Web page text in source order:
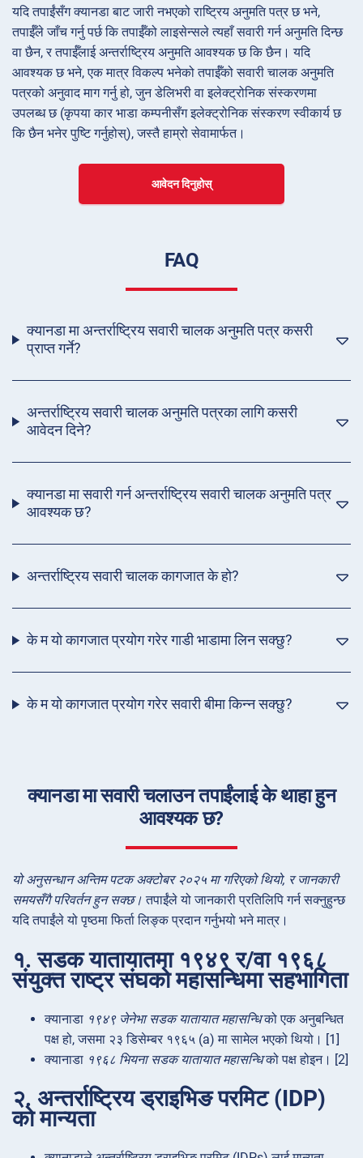
यदि तपाईंसँग क्यानडा बाट जारी नभएको राष्ट्रिय अनुमति पत्र छ भने,
तपाईँले जाँच गर्नु पर्छ कि तपाईँको लाइसेन्सले त्यहाँ सवारी गर्न अनुमति दिन्छ
वा छैन, र तपाईँलाई अन्तर्राष्ट्रिय अनुमति आवश्यक छ कि छैन। यदि
आवश्यक छ भने, एक मात्र विकल्प भनेको तपाईँको सवारी चालक अनुमति
पत्रको अनुवाद माग गर्नु हो, जुन डेलिभरी वा इलेक्ट्रोनिक संस्करणमा
उपलब्ध छ (कृपया कार भाडा कम्पनीसँग इलेक्ट्रोनिक संस्करण स्वीकार्य छ
कि छैन भनेर पुष्टि गर्नुहोस्), जस्तै हाम्रो सेवामार्फत।
आवेदन दिनुहोस्
FAQ
क्यानडा मा अन्तर्राष्ट्रिय सवारी चालक अनुमति पत्र कसरी
प्राप्त गर्ने?
अन्तर्राष्ट्रिय सवारी चालक अनुमति पत्रका लागि कसरी
आवेदन दिने?
क्यानडा मा सवारी गर्न अन्तर्राष्ट्रिय सवारी चालक अनुमति पत्र
आवश्यक छ?
अन्तर्राष्ट्रिय सवारी चालक कागजात के हो?
के म यो कागजात प्रयोग गरेर गाडी भाडामा लिन सक्छु?
के म यो कागजात प्रयोग गरेर सवारी बीमा किन्न सक्छु?
क्यानडा मा सवारी चलाउन तपाईंलाई के थाहा हुन
आवश्यक छ?
यो अनुसन्धान अन्तिम पटक अक्टोबर २०२५ मा गरिएको थियो, र जानकारी
समयसँगै परिवर्तन हुन सक्छ। तपाईंले यो जानकारी प्रतिलिपि गर्न सक्नुहुन्छ
यदि तपाईंले यो पृष्ठमा फिर्ता लिङ्क प्रदान गर्नुभयो भने मात्र।
१. सडक यातायातमा १९४९ र/वा १९६८
संयुक्त राष्ट्र संघको महासन्धिमा सहभागिता
क्यानाडा १९४९ जेनेभा सडक यातायात महासन्धिको एक अनुबन्धित
पक्ष हो, जसमा २३ डिसेम्बर १९६५ (a) मा सामेल भएको थियो। [1]
क्यानाडा १९६८ भियना सडक यातायात महासन्धिको पक्ष होइन। [2]
२. अन्तर्राष्ट्रिय ड्राइभिङ परमिट (IDP)
को मान्यता